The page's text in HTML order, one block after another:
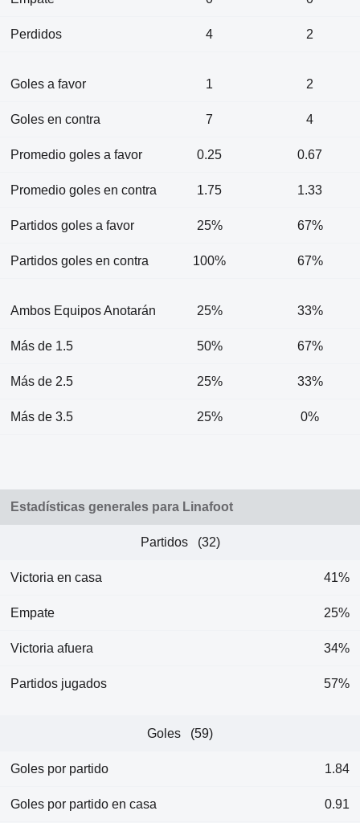
Perdidos 4 2
Goles a favor 1 2
Goles en contra 7 4
Promedio goles a favor 0.25 0.67
Promedio goles en contra 1.75 1.33
Partidos goles a favor 25% 67%
Partidos goles en contra 100% 67%
Ambos Equipos Anotarán 25% 33%
Más de 1.5 50% 67%
Más de 2.5 25% 33%
Más de 3.5 25% 0%
Estadísticas generales para Linafoot
Partidos (32)
Victoria en casa 41%
Empate 25%
Victoria afuera 34%
Partidos jugados 57%
Goles (59)
Goles por partido 1.84
Goles por partido en casa 0.91